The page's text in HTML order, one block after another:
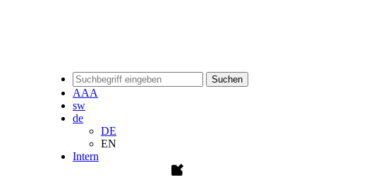
Suchen
AAA
sw
de
DE
EN
Intern